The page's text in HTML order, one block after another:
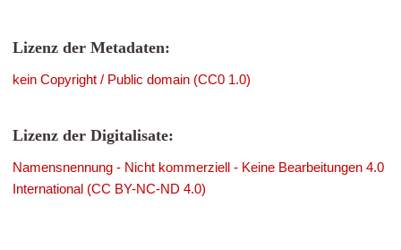
Lizenz der Metadaten:
kein Copyright / Public domain (CC0 1.0)
Lizenz der Digitalisate:
Namensnennung - Nicht kommerziell - Keine Bearbeitungen 4.0
International (CC BY-NC-ND 4.0)